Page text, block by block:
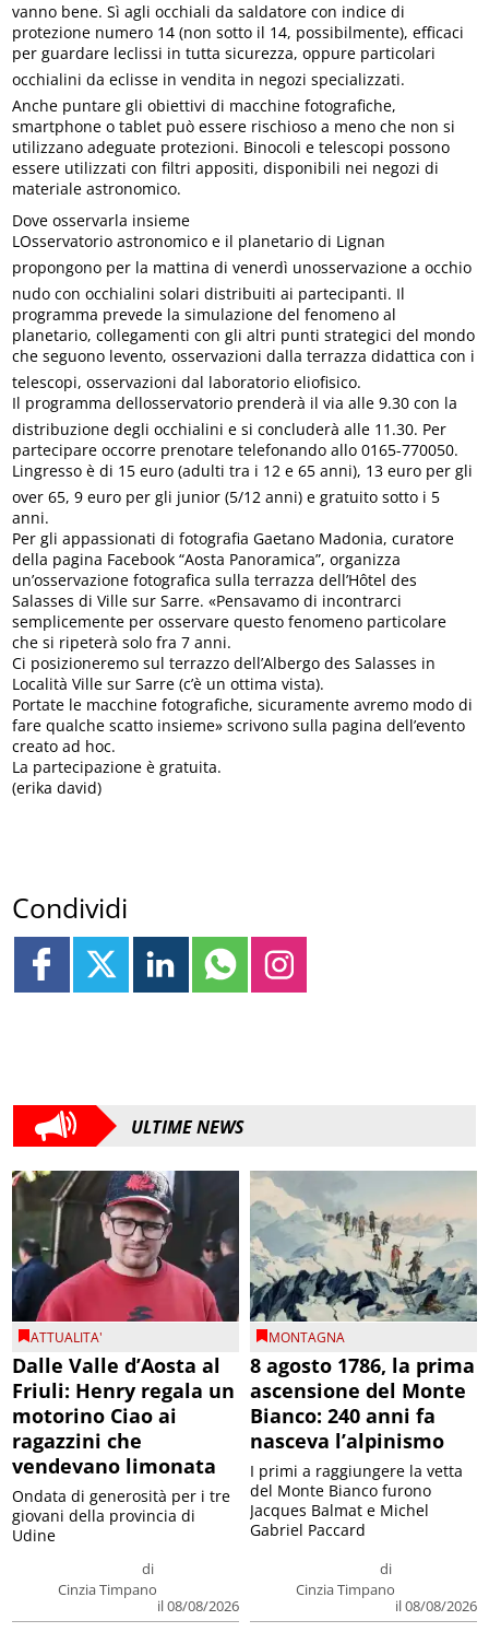
vanno bene. Sì agli occhiali da saldatore con indice di
protezione numero 14 (non sotto il 14, possibilmente), efficaci
per guardare leclissi in tutta sicurezza, oppure particolari
occhialini da eclisse in vendita in negozi specializzati.
Anche puntare gli obiettivi di macchine fotografiche,
smartphone o tablet può essere rischioso a meno che non si
utilizzano adeguate protezioni. Binocoli e telescopi possono
essere utilizzati con filtri appositi, disponibili nei negozi di
materiale astronomico.
Dove osservarla insieme
LOsservatorio astronomico e il planetario di Lignan
propongono per la mattina di venerdì unosservazione a occhio
nudo con occhialini solari distribuiti ai partecipanti. Il
programma prevede la simulazione del fenomeno al
planetario, collegamenti con gli altri punti strategici del mondo
che seguono levento, osservazioni dalla terrazza didattica con i
telescopi, osservazioni dal laboratorio eliofisico.
Il programma dellosservatorio prenderà il via alle 9.30 con la
distribuzione degli occhialini e si concluderà alle 11.30. Per
partecipare occorre prenotare telefonando allo 0165-770050.
Lingresso è di 15 euro (adulti tra i 12 e 65 anni), 13 euro per gli
over 65, 9 euro per gli junior (5/12 anni) e gratuito sotto i 5
anni.
Per gli appassionati di fotografia Gaetano Madonia, curatore
della pagina Facebook “Aosta Panoramica”, organizza
un’osservazione fotografica sulla terrazza dell’Hôtel des
Salasses di Ville sur Sarre. «Pensavamo di incontrarci
semplicemente per osservare questo fenomeno particolare
che si ripeterà solo fra 7 anni.
Ci posizioneremo sul terrazzo dell’Albergo des Salasses in
Località Ville sur Sarre (c’è un ottima vista).
Portate le macchine fotografiche, sicuramente avremo modo di
fare qualche scatto insieme» scrivono sulla pagina dell’evento
creato ad hoc.
La partecipazione è gratuita.
(erika david)
Condividi
ULTIME NEWS
ATTUALITA'
Dalle Valle d’Aosta al
Friuli: Henry regala un
motorino Ciao ai
ragazzini che
vendevano limonata
di
Cinzia Timpano
il 08/08/2026
Ondata di generosità per i tre
giovani della provincia di
Udine
MONTAGNA
8 agosto 1786, la prima
ascensione del Monte
Bianco: 240 anni fa
nasceva l’alpinismo
di
Cinzia Timpano
il 08/08/2026
I primi a raggiungere la vetta
del Monte Bianco furono
Jacques Balmat e Michel
Gabriel Paccard